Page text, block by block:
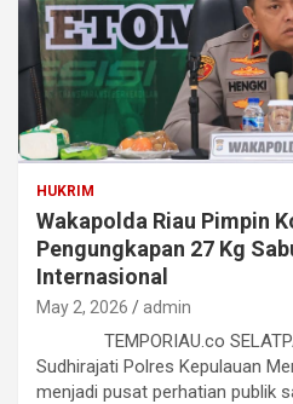
HUKRIM
Wakapolda Riau Pimpin
Pengungkapan 27 Kg
Internasional
May 2, 2026 admin
TEMPORIAU.co
Sudhirajati Polres Kepulauan
menjadi pusat perhatian publik